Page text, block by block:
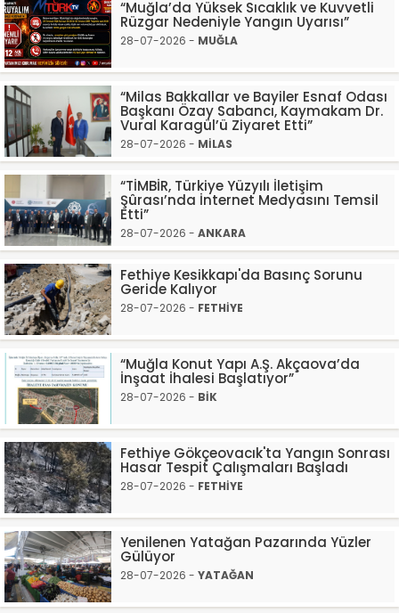
“Muğla’da Yüksek Sıcaklık ve Kuvvetli
Rüzgar Nedeniyle Yangın Uyarısı”
28-07-2026 - MUĞLA
“Milas Bakkallar ve Bayiler Esnaf Odası
Başkanı Özay Sabancı, Kaymakam Dr.
Vural Karagül’ü Ziyaret Etti”
28-07-2026 - MİLAS
“TİMBİR, Türkiye Yüzyılı İletişim
Şûrası’nda İnternet Medyasını Temsil
Etti”
28-07-2026 - ANKARA
Fethiye Kesikkapı'da Basınç Sorunu
Geride Kalıyor
28-07-2026 - FETHİYE
“Muğla Konut Yapı A.Ş. Akçaova’da
İnşaat İhalesi Başlatıyor”
28-07-2026 - BİK
Fethiye Gökçeovacık'ta Yangın Sonrası
Hasar Tespit Çalışmaları Başladı
28-07-2026 - FETHİYE
Yenilenen Yatağan Pazarında Yüzler
Gülüyor
28-07-2026 - YATAĞAN